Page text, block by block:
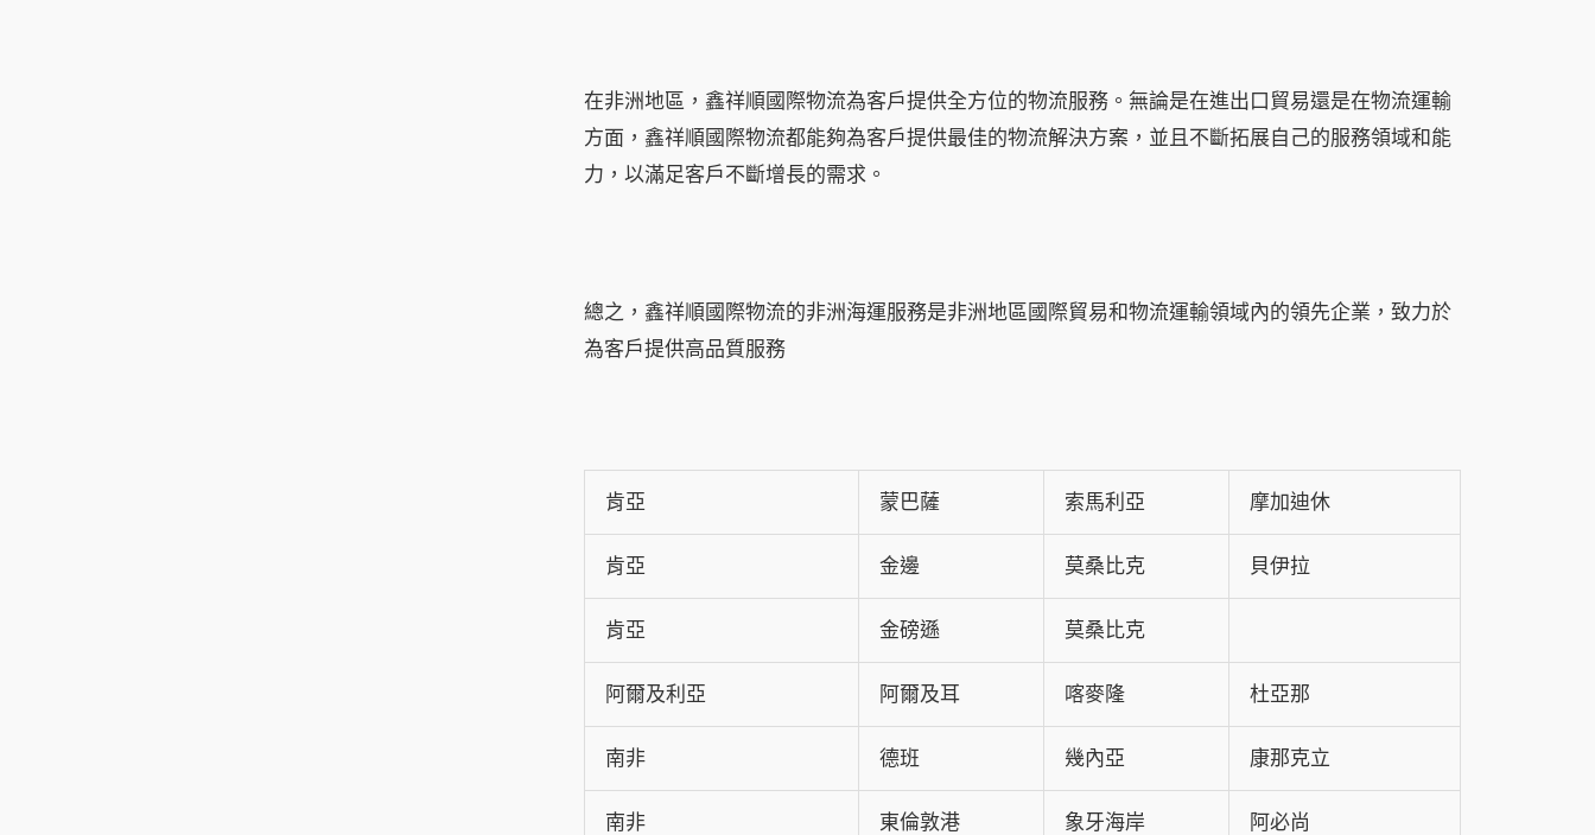
在非洲地區，鑫祥順國際物流為客戶提供全方位的物流服務。無論是在進出口貿易還是在物流運輸
方面，鑫祥順國際物流都能夠為客戶提供最佳的物流解決方案，並且不斷拓展自己的服務領域和能
力，以滿足客戶不斷增長的需求。
總之，鑫祥順國際物流的非洲海運服務是非洲地區國際貿易和物流運輸領域內的領先企業，致力於
為客戶提供高品質服務
肯亞 蒙巴薩 索馬利亞 摩加迪休
肯亞 金邊 莫桑比克 貝伊拉
肯亞 金磅遜 莫桑比克
阿爾及利亞 阿爾及耳 喀麥隆 杜亞那
南非 德班 幾內亞 康那克立
南非 東倫敦港 象牙海岸 阿必尚